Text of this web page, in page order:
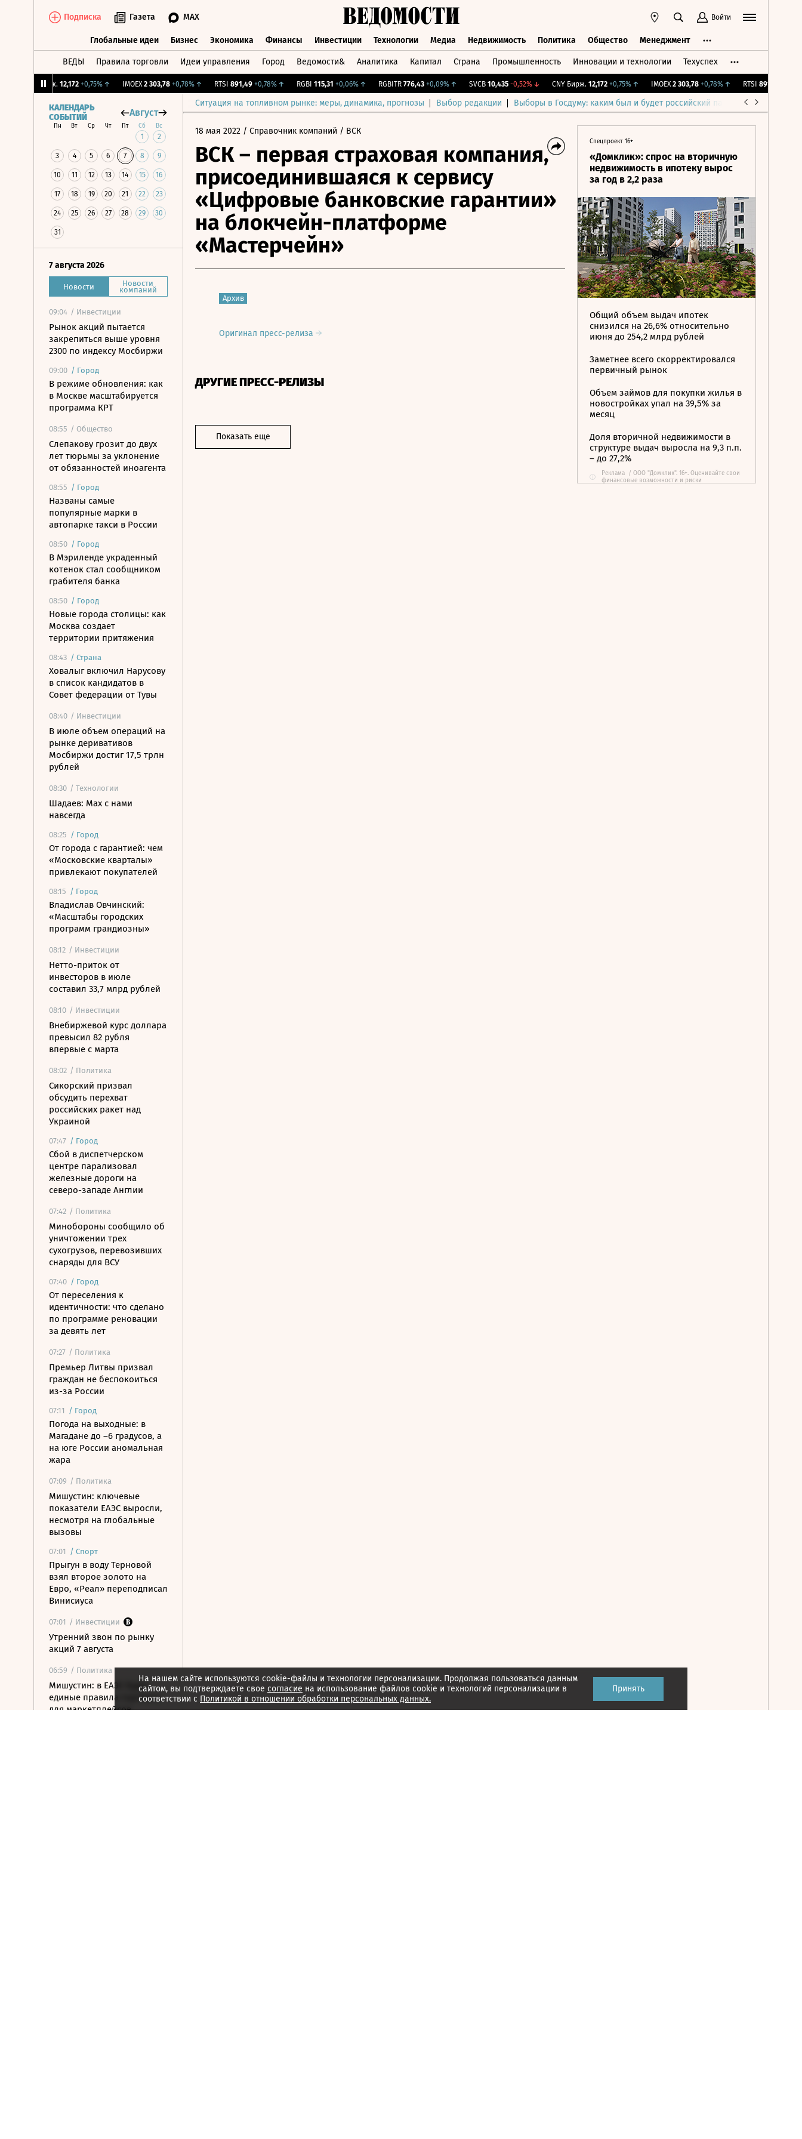
Подписка Газета MAX Войти
Глобальные идеи Бизнес Экономика Финансы Инвестиции Технологии Медиа Недвижимость Политика Общество Менеджмент
ВЕДЫ Правила торговли Идеи управления Город Ведомости& Аналитика Капитал Страна Промышленность Инновации и технологии Техуспех
12,172 +0,75%↑ IMOEX 2 303,78 +0,78%↑ RTSI 891,49 +0,78%↑ RGBI 115,31 +0,06%↑ RGBITR 776,43 +0,09%↑ SVCB 10,435 -0,52%↓ CNY Бирж. 12,172 +0,75%↑ IMOEX 2 303,78 +0,78%↑ RTSI 891,49
Ситуация на топливном рынке: меры, динамика, прогнозы Выбор редакции Выборы в Госдуму: каким был и будет российский парламент
КАЛЕНДАРЬ
СОБЫТИЙ
Август
Пн Вт Ср Чт Пт Сб Вс
1 2
3 4 5 6 7 8 9
10 11 12 13 14 15 16
17 18 19 20 21 22 23
24 25 26 27 28 29 30
31
7 августа 2026
Новости Новости
компаний
09:04 / Инвестиции
Рынок акций пытается
закрепиться выше уровня
2300 по индексу Мосбиржи
09:00 / Город
В режиме обновления: как
в Москве масштабируется
программа КРТ
08:55 / Общество
Слепакову грозит до двух
лет тюрьмы за уклонение
от обязанностей иноагента
08:55 / Город
Названы самые
популярные марки в
автопарке такси в России
08:50 / Город
В Мэриленде украденный
котенок стал сообщником
грабителя банка
08:50 / Город
Новые города столицы: как
Москва создает
территории притяжения
08:43 / Страна
Ховалыг включил Нарусову
в список кандидатов в
Совет федерации от Тувы
08:40 / Инвестиции
В июле объем операций на
рынке деривативов
Мосбиржи достиг 17,5 трлн
рублей
08:30 / Технологии
Шадаев: Max с нами
навсегда
08:25 / Город
От города с гарантией: чем
«Московские кварталы»
привлекают покупателей
08:15 / Город
Владислав Овчинский:
«Масштабы городских
программ грандиозны»
08:12 / Инвестиции
Нетто-приток от
инвесторов в июле
составил 33,7 млрд рублей
08:10 / Инвестиции
Внебиржевой курс доллара
превысил 82 рубля
впервые с марта
08:02 / Политика
Сикорский призвал
обсудить перехват
российских ракет над
Украиной
07:47 / Город
Сбой в диспетчерском
центре парализовал
железные дороги на
северо-западе Англии
07:42 / Политика
Минобороны сообщило об
уничтожении трех
сухогрузов, перевозивших
снаряды для ВСУ
07:40 / Город
От переселения к
идентичности: что сделано
по программе реновации
за девять лет
07:27 / Политика
Премьер Литвы призвал
граждан не беспокоиться
из-за России
07:11 / Город
Погода на выходные: в
Магадане до –6 градусов, а
на юге России аномальная
жара
07:09 / Политика
Мишустин: ключевые
показатели ЕАЭС выросли,
несмотря на глобальные
вызовы
07:01 / Спорт
Прыгун в воду Терновой
взял второе золото на
Евро, «Реал» переподписал
Винисиуса
07:01 / Инвестиции
Утренний звон по рынку
акций 7 августа
06:59 / Политика
Мишустин: в ЕАЭС будут
единые правила торговли
для маркетплейсов
18 мая 2022 / Справочник компаний / ВСК
ВСК – первая страховая компания,
присоединившаяся к сервису
«Цифровые банковские гарантии»
на блокчейн-платформе
«Мастерчейн»
Архив
Оригинал пресс-релиза
ДРУГИЕ ПРЕСС-РЕЛИЗЫ
Показать еще
Спецпроект 16+
«Домклик»: спрос на вторичную
недвижимость в ипотеку вырос
за год в 2,2 раза
Общий объем выдач ипотек
снизился на 26,6% относительно
июня до 254,2 млрд рублей
Заметнее всего скорректировался
первичный рынок
Объем займов для покупки жилья в
новостройках упал на 39,5% за
месяц
Доля вторичной недвижимости в
структуре выдач выросла на 9,3 п.п.
– до 27,2%
Реклама / ООО "Домклик". 16+. Оценивайте свои
финансовые возможности и риски
На нашем сайте используются cookie-файлы и технологии персонализации. Продолжая пользоваться данным
сайтом, вы подтверждаете свое согласие на использование файлов cookie и технологий персонализации в
соответствии с Политикой в отношении обработки персональных данных.
Принять